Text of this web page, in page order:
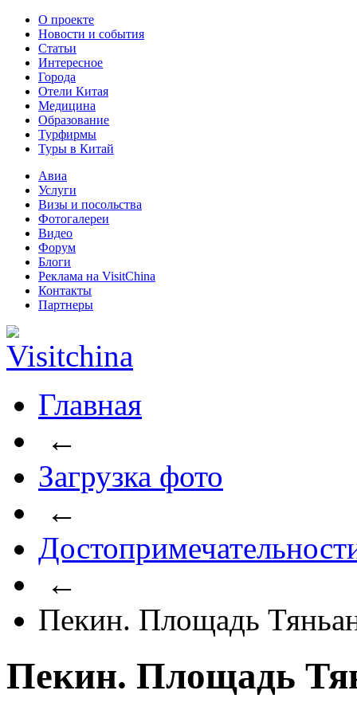
О проекте
Новости и события
Статьи
Интересное
Города
Отели Китая
Медицина
Образование
Турфирмы
Туры в Китай
Авиа
Услуги
Визы и посольства
Фотогалереи
Видео
Форум
Блоги
Реклама на VisitChina
Контакты
Партнеры
Главная
←
Загрузка фото
←
←
Пекин. Площадь
Пекин. Площадь